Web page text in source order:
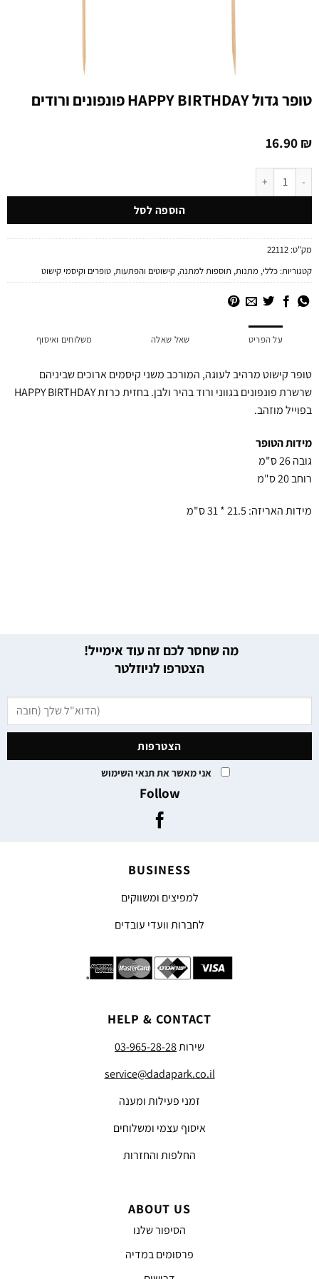
טופר גדול HAPPY BIRTHDAY פונפונים ורודים
16.90₪
כמות של טופר גדול HAPPY BIRTHDAY פונפונים ורודים
הוספה לסל
מק"ט:22112
קטגוריות:כללי,מתנות,תוספות למתנה,קישוטים והפתעות,טופרים וקיסמי קישוט
על הפריט שאל שאלה משלוחים ואיסוף
טופר קישוט מרהיב לעוגה, המורכב משני קיסמים ארוכים שביניהם
שרשרת פונפונים בגווני ורוד בהיר ולבן. בחזית כרזת HAPPY BIRTHDAY
בפוייל מוזהב.
מידות הטופר
גובה 26 ס"מ
רוחב 20 ס"מ
מידות האריזה: 21.5 * 31 ס"מ
מה שחסר לכם זה עוד אימייל!
הצטרפו לניוזלטר
אני מאשר את תנאי השימוש
Follow
BUSINESS
למפיצים ומשווקים
לחברות וועדי עובדים
HELP & CONTACT
שירות03-965-28-28
service@dadapark.co.il
זמני פעילות ומענה
איסוף עצמי ומשלוחים
החלפות והחזרות
ABOUT US
הסיפור שלנו
פרסומים במדיה